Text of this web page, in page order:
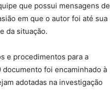
que possui mensagens de
em que o autor foi até sua
da situação.
e procedimentos para a
foi encaminhado à
adotadas na investigação